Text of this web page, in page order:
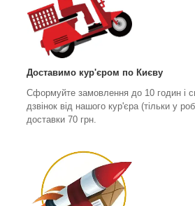
Доставимо кур'єром по Києву
Сформуйте замовлення до 10 годин і
дзвінок від нашого кур'єра (тільки у
доставки 70 грн.